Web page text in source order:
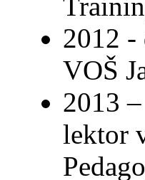
2012 -
VOŠ
2013
lektor